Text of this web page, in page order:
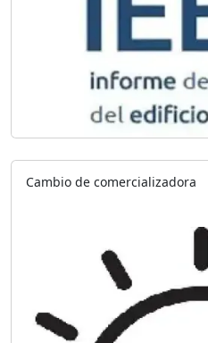
Cambio de comercializadora